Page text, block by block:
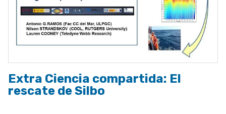
Extra Ciencia compartida: El
rescate de Silbo